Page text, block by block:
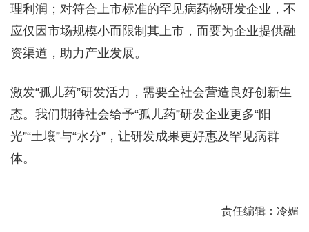
理利润；对符合上市标准的罕见病药物研发企业，不
应仅因市场规模小而限制其上市，而要为企业提供融
资渠道，助力产业发展。
激发“孤儿药”研发活力，需要全社会营造良好创新生
态。我们期待社会给予“孤儿药”研发企业更多“阳
光”“土壤”与“水分”，让研发成果更好惠及罕见病群
体。
责任编辑：冷媚